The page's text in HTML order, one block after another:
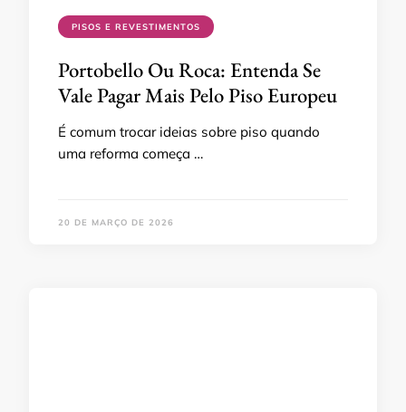
PISOS E REVESTIMENTOS
Portobello Ou Roca: Entenda Se
Vale Pagar Mais Pelo Piso Europeu
É comum trocar ideias sobre piso quando
uma reforma começa …
20 DE MARÇO DE 2026